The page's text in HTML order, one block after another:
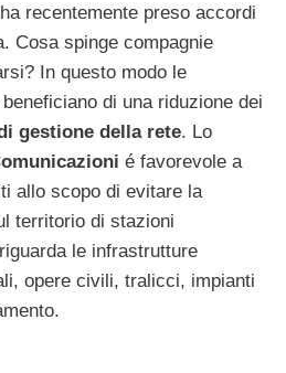
recentemente preso accordi
Cosa spinge compagnie
In questo modo le
di una riduzione dei
gestione della rete. Lo
é favorevole a
allo scopo di evitare la
territorio di stazioni
le infrastrutture
opere civili, tralicci, impianti